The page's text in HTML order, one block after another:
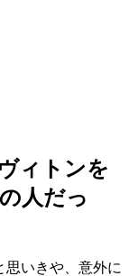
ィトンを
人だっ
思いきや、意外に